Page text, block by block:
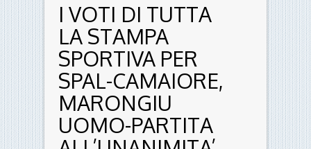
I VOTI DI TUTTA
LA STAMPA
SPORTIVA PER
SPAL-CAMAIORE,
MARONGIU
UOMO-PARTITA